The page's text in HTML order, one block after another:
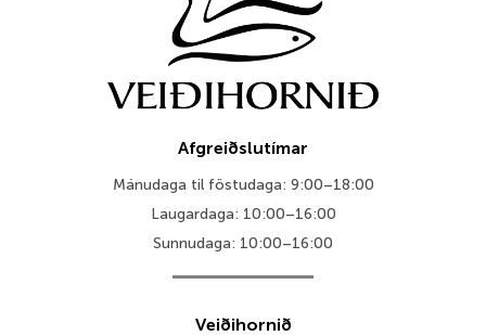
Afgreiðslutímar
Mánudaga til föstudaga: 9:00–18:00
Laugardaga: 10:00–16:00
Sunnudaga: 10:00–16:00
Veiðihornið